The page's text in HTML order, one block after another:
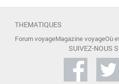
THEMATIQUES
Forum voyageMagazine voyageOù
SUIVEZ-NOUS